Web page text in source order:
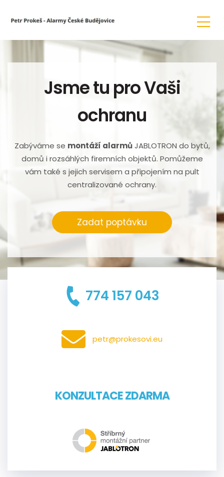
Jsme tu pro Vaši
ochranu
Zabýváme se montáží alarmůJABLOTRON do bytů,
domů i rozsáhlých firemních objektů. Pomůžeme
vám také s jejich servisem a připojením na pult
centralizované ochrany.
Zadat poptávku
774 157 043
petr@prokesovi.eu
KONZULTACE ZDARMA